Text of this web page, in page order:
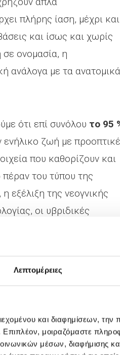
Λεπτομέρειες
και διαφημίσεων, την
Επιπλέον, μοιραζόμαστε
μέσων, διαφήμισης
πλήρης ίαση, μέχρι και
και ίσως και χωρίς
σε ονομασία, η
ανάλογα με τα ανατομικά
ότι επί συνόλου το 95
ενήλικο ζωή με
που καθορίζουν και
του τύπου της
εξέλιξη της νεογνικής
οι υβριδικές
και
τη συνεργασία ειδικών
Μέρος αυτής της
σε ιατρικά
με εμπειρία στην
και η επιλογή του